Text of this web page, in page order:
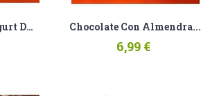
Choco. De Fresa Y Yogurt De... Chocolate Con Almendra...
6,99 €